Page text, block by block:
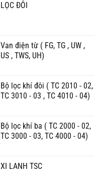
LỌC ĐÔI
Van điện từ ( FG, TG , UW ,
US , TWS, UH)
Bộ lọc khí đôi ( TC 2010 - 02,
TC 3010 - 03 , TC 4010 - 04)
Bộ lọc khí ba ( TC 2000 - 02,
TC 3000 - 03, TC 4000 - 04)
XI LANH TSC